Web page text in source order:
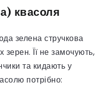
квасоля
зелена стручкова
Її не замочують,
та кидають у
потрібно: